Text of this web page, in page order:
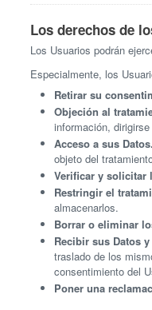
Los derechos de
Los Usuarios podrán
Especialmente, los
Retirar su
Objeción al
información,
Acceso a sus Datos.
objeto del
Verificar y solicitar
Restringir el
almacenarlos.
Borrar o eliminar
Recibir sus Datos
traslado de los
consentimiento del
Poner una